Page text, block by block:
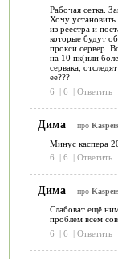
Рабочая сетка.
Хочу
из реестра и
которые будут
прокси сервер.
на 10 пк(или
сервака,
ее???
6
| 6 | Ответить
Дима про
Минус каспера
6
| 6 | Ответить
Дима про
Слабоват ещё
проблем всем
6
| 6 | Ответить